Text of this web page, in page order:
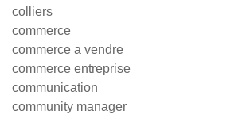
colliers
commerce
commerce a vendre
commerce entreprise
communication
community manager